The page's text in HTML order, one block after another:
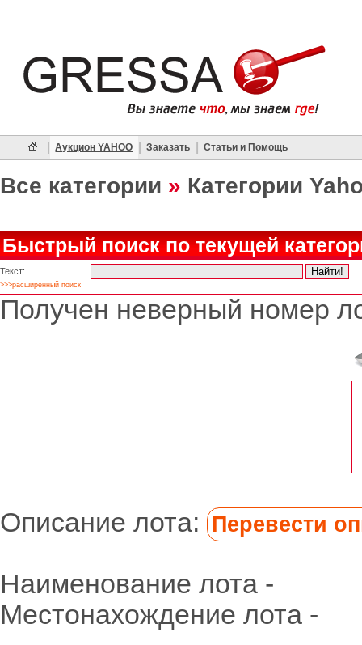
Аукцион YAHOO Заказать Статьи и Помощь
Все категории » Категории
Быстрый поиск по текущей
Текст:
>>>расширенный поиск
Получен неверный номер
Описание лота: Перевести
Наименование лота -
Местонахождение лота -